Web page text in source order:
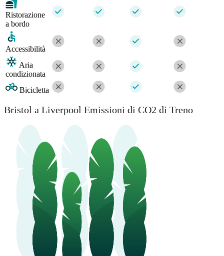
Ristorazione
a bordo
Accessibilità
Aria
condizionata
Bicicletta
Bristol a Liverpool Emissioni di CO2 di Treno